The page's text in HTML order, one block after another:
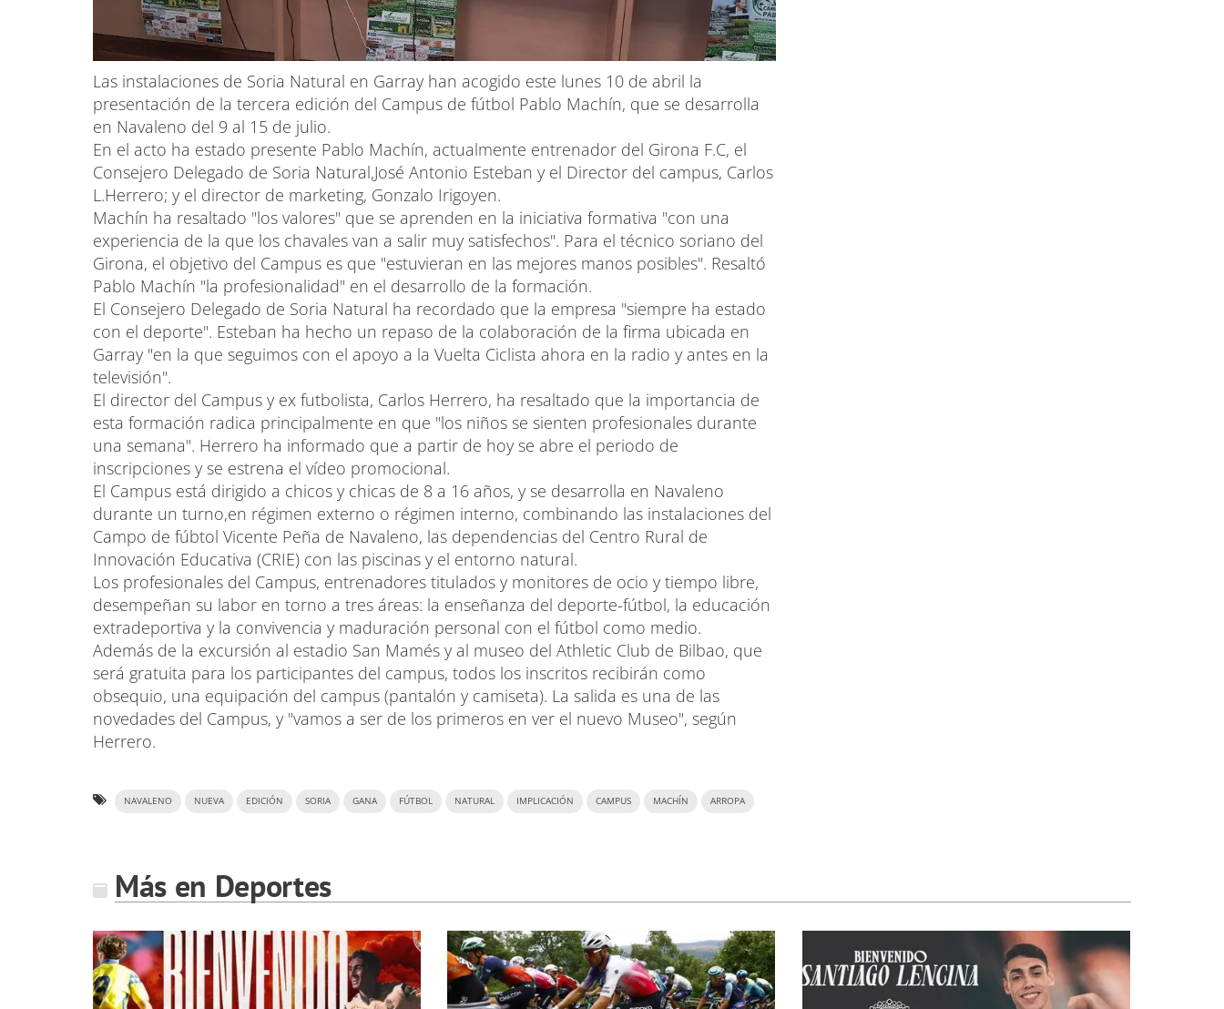
Las instalaciones de Soria Natural en Garray han acogido este lunes 10 de abril la
presentación de la tercera edición del Campus de fútbol Pablo Machín, que se desarrolla
en Navaleno del 9 al 15 de julio.
En el acto ha estado presente Pablo Machín, actualmente entrenador del Girona F.C, el
Consejero Delegado de Soria Natural,José Antonio Esteban y el Director del campus, Carlos
L.Herrero; y el director de marketing, Gonzalo Irigoyen.
Machín ha resaltado "los valores" que se aprenden en la iniciativa formativa "con una
experiencia de la que los chavales van a salir muy satisfechos". Para el técnico soriano del
Girona, el objetivo del Campus es que "estuvieran en las mejores manos posibles". Resaltó
Pablo Machín "la profesionalidad" en el desarrollo de la formación.
El Consejero Delegado de Soria Natural ha recordado que la empresa "siempre ha estado
con el deporte". Esteban ha hecho un repaso de la colaboración de la firma ubicada en
Garray "en la que seguimos con el apoyo a la Vuelta Ciclista ahora en la radio y antes en la
televisión".
El director del Campus y ex futbolista, Carlos Herrero, ha resaltado que la importancia de
esta formación radica principalmente en que "los niños se sienten profesionales durante
una semana". Herrero ha informado que a partir de hoy se abre el periodo de
inscripciones y se estrena el vídeo promocional.
El Campus está dirigido a chicos y chicas de 8 a 16 años, y se desarrolla en Navaleno
durante un turno,en régimen externo o régimen interno, combinando las instalaciones del
Campo de fúbtol Vicente Peña de Navaleno, las dependencias del Centro Rural de
Innovación Educativa (CRIE) con las piscinas y el entorno natural.
Los profesionales del Campus, entrenadores titulados y monitores de ocio y tiempo libre,
desempeñan su labor en torno a tres áreas: la enseñanza del deporte-fútbol, la educación
extradeportiva y la convivencia y maduración personal con el fútbol como medio.
Además de la excursión al estadio San Mamés y al museo del Athletic Club de Bilbao, que
será gratuita para los participantes del campus, todos los inscritos recibirán como
obsequio, una equipación del campus (pantalón y camiseta). La salida es una de las
novedades del Campus, y "vamos a ser de los primeros en ver el nuevo Museo", según
Herrero.
NAVALENO NUEVA EDICIÓN SORIA GANA FÚTBOL NATURAL IMPLICACIÓN CAMPUS MACHÍN ARROPA
Más en Deportes